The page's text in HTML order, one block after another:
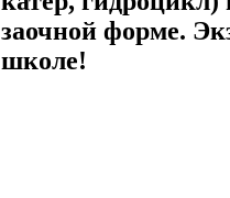
заочной форме.
школе!